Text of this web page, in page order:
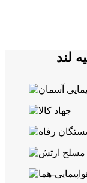
لند